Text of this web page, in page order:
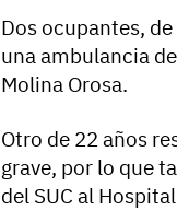
Dos ocupantes,
una ambulancia
Molina Orosa.
Otro de 22 años
grave, por lo que
del SUC al